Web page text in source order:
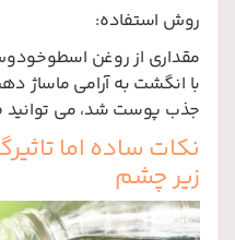
روش استفاده:
مقداری از روغن
با انگشت به آرامی ماساژ
جذب پوست شد، می توانید
نکات ساده اما
زیر چشم